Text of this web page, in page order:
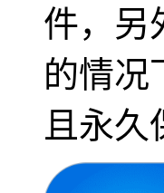
件，另
的情况
且永